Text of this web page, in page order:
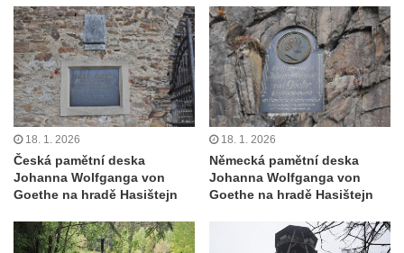
18. 1. 2026
Česká pamětní deska
Johanna Wolfganga von
Goethe na hradě Hasištejn
18. 1. 2026
Německá pamětní deska
Johanna Wolfganga von
Goethe na hradě Hasištejn